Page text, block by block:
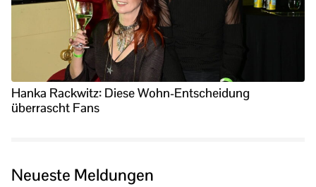
Hanka Rackwitz: Diese Wohn-Entscheidung
überrascht Fans
Neueste Meldungen